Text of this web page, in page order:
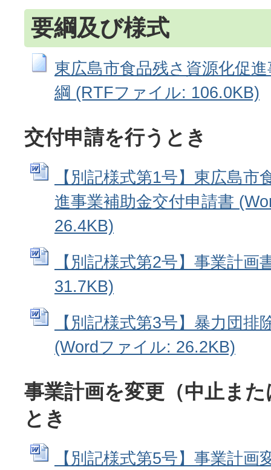
要綱及び様式
東広島市食品残さ資源化促
綱 (RTFファイル: 106.0KB)
交付申請を行うとき
【別記様式第1号】東広島市
進事業補助金交付申請書
26.4KB)
【別記様式第2号】事業計
31.7KB)
【別記様式第3号】暴力団排
(Wordファイル: 26.2KB)
事業計画を変更（中止ま
とき
【別記様式第5号】事業計画